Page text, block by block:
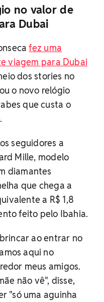
no valor de
Dubai
fez uma
viagem para Dubai
dos stories no
o novo relógio
que custa o
seguidores a
Mille, modelo
diamantes
que chega a
a R$ 1,8
feito pelo Ibahia.
ao entrar no
aqui no
meus amigos.
não vê", disse,
"só uma aguinha